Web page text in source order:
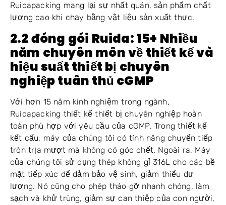
Ruidapacking mang lại sự nhất quán, sản phẩm chất
lượng cao khi chạy bằng vật liệu sản xuất thực.
2.2 đóng gói Ruida: 15+ Nhiều
năm chuyên môn về thiết kế và
hiệu suất thiết bị chuyên
nghiệp tuân thủ cGMP
Với hơn 15 năm kinh nghiệm trong ngành,
Ruidapacking thiết kế thiết bị chuyên nghiệp hoàn
toàn phù hợp với yêu cầu của cGMP. Trong thiết kế
kết cấu, máy của chúng tôi có tính năng chuyển tiếp
tròn trịa mượt mà không có góc chết. Ngoài ra, Máy
của chúng tôi sử dụng thép không gỉ 316L cho các bề
mặt tiếp xúc để đảm bảo vệ sinh, giảm thiểu dư
lượng. Nó cũng cho phép tháo gỡ nhanh chóng, làm
sạch và khử trùng, giảm sự can thiệp của con người,